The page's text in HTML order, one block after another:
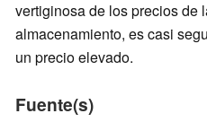
vertiginosa de los precios de
almacenamiento, es casi
un precio elevado.
Fuente(s)